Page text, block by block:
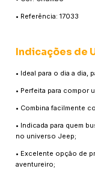
• Referência: 17033
Indicações de
• Ideal para o dia a dia,
• Perfeita para compor
• Combina facilmente
• Indicada para quem
no universo Jeep;
• Excelente opção de
aventureiro;